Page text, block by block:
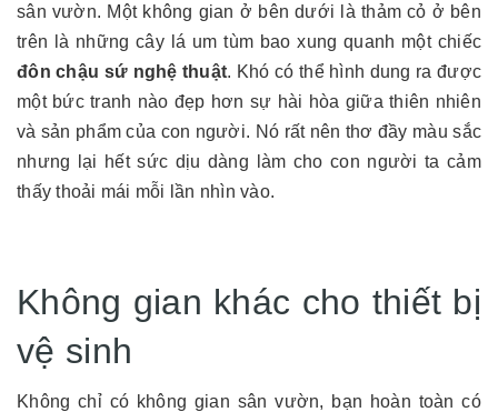
sân vườn. Một không gian ở bên dưới là thảm cỏ ở bên
trên là những cây lá um tùm bao xung quanh một chiếc
đôn chậu sứ nghệ thuật. Khó có thể hình dung ra được
một bức tranh nào đẹp hơn sự hài hòa giữa thiên nhiên
và sản phẩm của con người. Nó rất nên thơ đầy màu sắc
nhưng lại hết sức dịu dàng làm cho con người ta cảm
thấy thoải mái mỗi lần nhìn vào.
Không gian khác cho thiết bị
vệ sinh
Không chỉ có không gian sân vườn, bạn hoàn toàn có